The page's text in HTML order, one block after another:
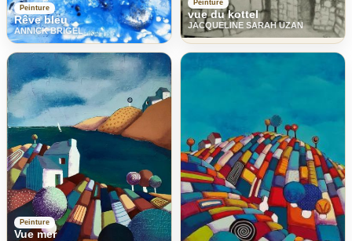
Peinture
Rêve bleu
ANNICK BRIGEL
Peinture
vue du kottel
JACQUELINE SARAH UZAN
Peinture
Vue mer